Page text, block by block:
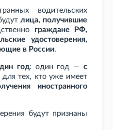
водительских
лица, получившие
граждане РФ,
удостоверения,
в России.
год: один год —с
для тех, кто уже имеет
иностранного
будут признаны